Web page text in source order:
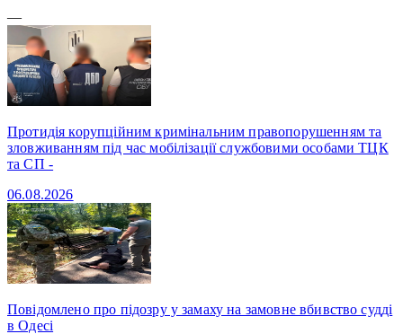
—
Протидія корупційним кримінальним правопорушенням та
зловживанням під час мобілізації службовими особами ТЦК
та СП -
06.08.2026
Повідомлено про підозру у замаху на замовне вбивство судді
в Одесі